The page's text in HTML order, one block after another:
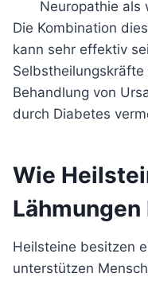
Neuropathie als
Die Kombination
kann sehr effektiv
Behandlung von
durch Diabetes
Wie
Lähmungen
Heilsteine besitzen
unterstützen